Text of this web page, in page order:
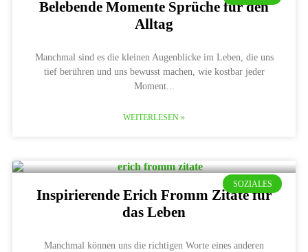
Belebende Momente Sprüche für den
Alltag
Manchmal sind es die kleinen Augenblicke im Leben, die uns
tief berühren und uns bewusst machen, wie kostbar jeder
Moment
WEITERLESEN »
SOZIALES
Inspirierende Erich Fromm Zitate für
das Leben
Manchmal können uns die richtigen Worte eines anderen